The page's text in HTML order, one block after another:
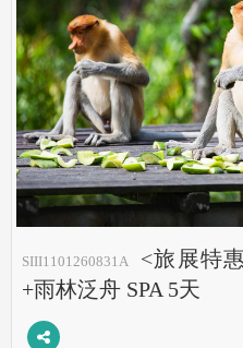
SIII1101260831A
<旅展特
+雨林泛舟 SPA 5天